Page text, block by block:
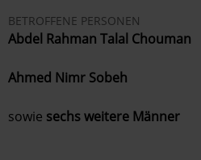
BETROFFENE PERSONEN
Abdel Rahman Talal Chouman
Ahmed Nimr Sobeh
sowie sechs weitere Männer